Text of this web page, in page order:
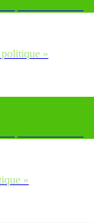
politique »
»